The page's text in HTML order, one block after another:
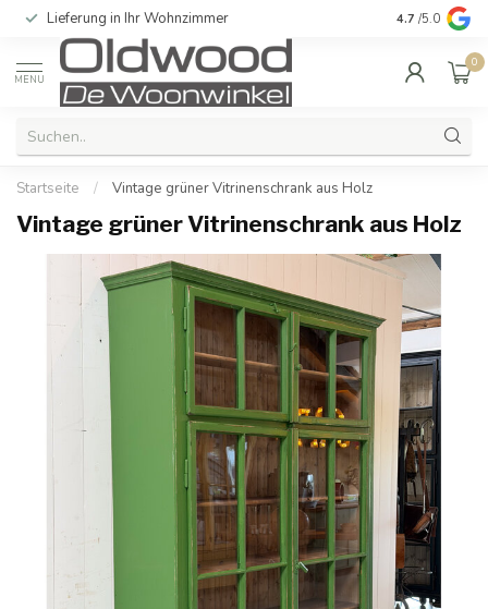
Lieferung in Ihr Wohnzimmer Qualität und
4.7 /5.0
MENU
0
Startseite / Vintage grüner Vitrinenschrank aus Holz
Vintage grüner Vitrinenschrank aus Holz